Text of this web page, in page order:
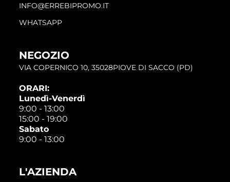
INFO@ERREBIPROMO.IT
WHATSAPP
NEGOZIO
VIA COPERNICO 10, 35028PIOVE DI SACCO (PD)
ORARI:
Lunedì-Venerdì
9:00 - 13:00
15:00 - 19:00
Sabato
9:00 - 13:00
L'AZIENDA